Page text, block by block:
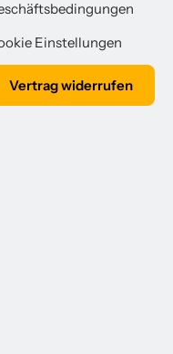
Einstellungen
Vertrag widerrufen